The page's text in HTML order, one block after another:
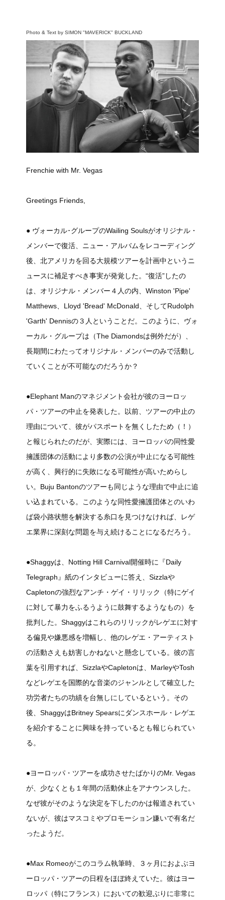
Photo & Text by SIMON "MAVERICK" BUCKLAND
Frenchie with Mr. Vegas
Greetings Friends,
● ヴォーカル･グループのWailing Soulsがオリジナル・
メンバーで復活、ニュー・アルバムをレコーディング
後、北アメリカを回る大規模ツアーを計画中というニ
ュースに補足すべき事実が発覚した。“復活”したの
は、オリジナル・メンバー４人の内、Winston 'Pipe'
Matthews、Lloyd 'Bread' McDonald、そしてRudolph
'Garth' Dennisの３人ということだ。このように、ヴォ
ーカル・グループは（The Diamondsは例外だが）、
長期間にわたってオリジナル・メンバーのみで活動し
ていくことが不可能なのだろうか？
●Elephant Manのマネジメント会社が彼のヨーロッ
パ・ツアーの中止を発表した。以前、ツアーの中止の
理由について、彼がパスポートを無くしたため（！）
と報じられたのだが、実際には、ヨーロッパの同性愛
擁護団体の活動により多数の公演が中止になる可能性
が高く、興行的に失敗になる可能性が高いためらし
い。Buju Bantonのツアーも同じような理由で中止に追
い込まれている。このような同性愛擁護団体とのいわ
ば袋小路状態を解決する糸口を見つけなければ、レゲ
エ業界に深刻な問題を与え続けることになるだろう。
●Shaggyは、Notting Hill Carnival開催時に『Daily
Telegraph』紙のインタビューに答え、Sizzlaや
Capletonの強烈なアンチ・ゲイ・リリック（特にゲイ
に対して暴力をふるうように鼓舞するようなもの）を
批判した。Shaggyはこれらのリリックがレゲエに対す
る偏見や嫌悪感を増幅し、他のレゲエ・アーティスト
の活動さえも妨害しかねないと懸念している。彼の言
葉を引用すれば、SizzlaやCapletonは、MarleyやTosh
などレゲエを国際的な音楽のジャンルとして確立した
功労者たちの功績を台無しにしているという。その
後、ShaggyはBritney Spearsにダンスホール・レゲエ
を紹介することに興味を持っているとも報じられてい
る。
●ヨーロッパ・ツアーを成功させたばかりのMr. Vegas
が、少なくとも１年間の活動休止をアナウンスした。
なぜ彼がそのような決定を下したのかは報道されてい
ないが、彼はマスコミやプロモーション嫌いで有名だ
ったようだ。
●Max Romeoがこのコラム執筆時、３ヶ月におよぶヨ
ーロッパ・ツアーの日程をほぼ終えていた。彼はヨー
ロッパ（特にフランス）においての歓迎ぶりに非常に